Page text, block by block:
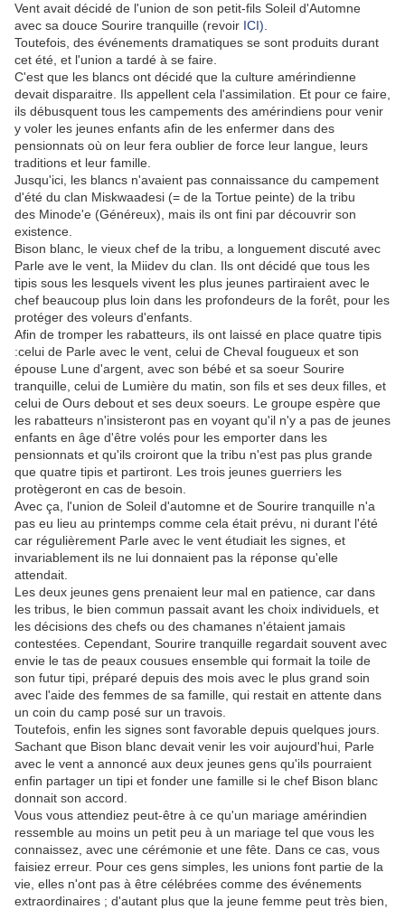
Vent avait décidé de l'union de son petit-fils Soleil d'Automne
avec sa douce Sourire tranquille (revoir ICI)
Toutefois, des événements dramatiques se sont produits durant
cet été, et l'union a tardé à se faire.
C'est que les blancs ont décidé que la culture amérindienne
devait disparaitre. Ils appellent cela l'assimilation. Et pour ce faire,
ils débusquent tous les campements des amérindiens pour venir
y voler les jeunes enfants afin de les enfermer dans des
pensionnats où on leur fera oublier de force leur langue, leurs
traditions et leur famille.
Jusqu'ici, les blancs n'avaient pas connaissance du campement
d'été du clan Miskwaadesi (= de la Tortue peinte) de la tribu
des Minode'e (Généreux), mais ils ont fini par découvrir son
existence.
Bison blanc, le vieux chef de la tribu, a longuement discuté avec
Parle ave le vent, la Miidev du clan. Ils ont décidé que tous les
tipis sous les lesquels vivent les plus jeunes partiraient avec le
chef beaucoup plus loin dans les profondeurs de la forêt, pour les
protéger des voleurs d'enfants.
Afin de tromper les rabatteurs, ils ont laissé en place quatre tipis
:celui de Parle avec le vent, celui de Cheval fougueux et son
épouse Lune d'argent, avec son bébé et sa soeur Sourire
tranquille, celui de Lumière du matin, son fils et ses deux filles, et
celui de Ours debout et ses deux soeurs. Le groupe espère que
les rabatteurs n'insisteront pas en voyant qu'il n'y a pas de jeunes
enfants en âge d'être volés pour les emporter dans les
pensionnats et qu'ils croiront que la tribu n'est pas plus grande
que quatre tipis et partiront. Les trois jeunes guerriers les
protègeront en cas de besoin.
Avec ça, l'union de Soleil d'automne et de Sourire tranquille n'a
pas eu lieu au printemps comme cela était prévu, ni durant l'été
car régulièrement Parle avec le vent étudiait les signes, et
invariablement ils ne lui donnaient pas la réponse qu'elle
attendait.
Les deux jeunes gens prenaient leur mal en patience, car dans
les tribus, le bien commun passait avant les choix individuels, et
les décisions des chefs ou des chamanes n'étaient jamais
contestées. Cependant, Sourire tranquille regardait souvent avec
envie le tas de peaux cousues ensemble qui formait la toile de
son futur tipi, préparé depuis des mois avec le plus grand soin
avec l'aide des femmes de sa famille, qui restait en attente dans
un coin du camp posé sur un travois.
Toutefois, enfin les signes sont favorable depuis quelques jours.
Sachant que Bison blanc devait venir les voir aujourd'hui, Parle
avec le vent a annoncé aux deux jeunes gens qu'ils pourraient
enfin partager un tipi et fonder une famille si le chef Bison blanc
donnait son accord.
Vous vous attendiez peut-être à ce qu'un mariage amérindien
ressemble au moins un petit peu à un mariage tel que vous les
connaissez, avec une cérémonie et une fête. Dans ce cas, vous
faisiez erreur. Pour ces gens simples, les unions font partie de la
vie, elles n'ont pas à être célébrées comme des événements
extraordinaires ; d'autant plus que la jeune femme peut très bien,